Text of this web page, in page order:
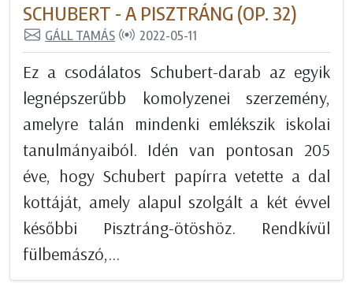
SCHUBERT - A PISZTRÁNG (OP. 32)
GÁLL TAMÁS 2022-05-11
Ez a csodálatos Schubert-darab az egyik
legnépszerűbb komolyzenei szerzemény,
amelyre talán mindenki emlékszik iskolai
tanulmányaiból. Idén van pontosan 205
éve, hogy Schubert papírra vetette a dal
kottáját, amely alapul szolgált a két évvel
későbbi Pisztráng-ötöshöz. Rendkívül
fülbemászó,...